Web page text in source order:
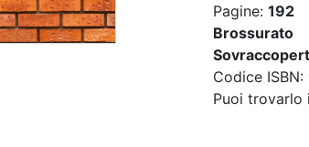
Pagine: 192
Brossurato
Codice ISBN:
Puoi trovarlo